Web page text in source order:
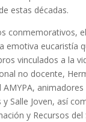
estas décadas.
conmemorativos,
emotiva eucaristía
vinculados a la
no docente,
animadores
y Salle Joven, así
y Recursos del